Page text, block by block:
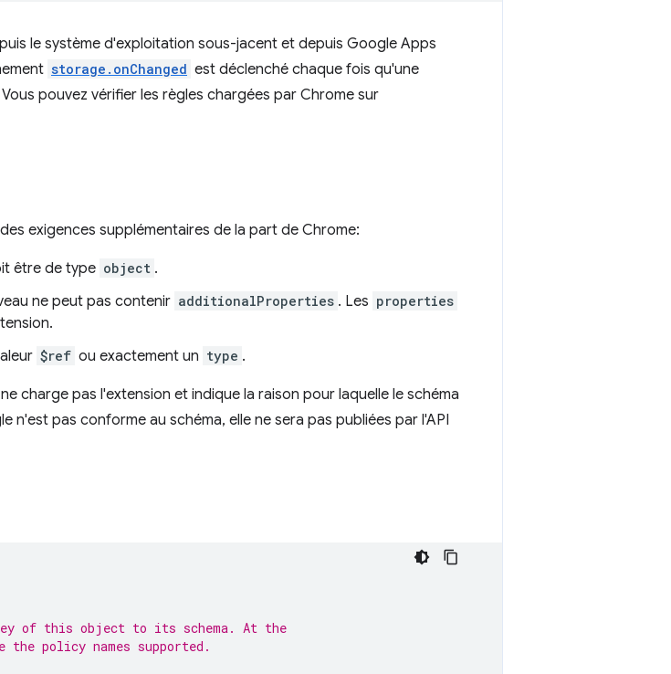
le système d'exploitation sous-jacent et depuis Google Apps
storage.onChanged est déclenché chaque fois qu'une
pouvez vérifier les règles chargées par Chrome sur
exigences supplémentaires de la part de Chrome:
être de type object .
ne peut pas contenir additionalProperties . Les properties
$ref ou exactement un type .
charge pas l'extension et indique la raison pour laquelle le schéma
n'est pas conforme au schéma, elle ne sera pas publiées par l'API
of this object to its schema. At the
policy names supported.